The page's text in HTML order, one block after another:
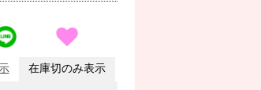
在庫切のみ表示